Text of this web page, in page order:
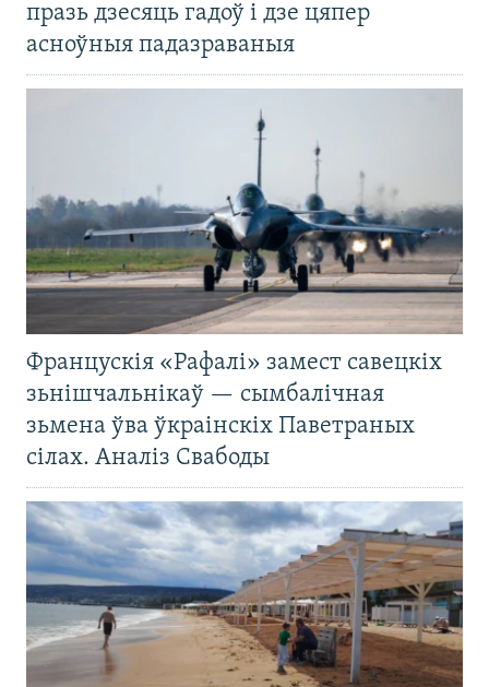
празь дзесяць гадоў і дзе цяпер
асноўныя падазраваныя
Францускія «Рафалі» замест савецкіх
зьнішчальнікаў — сымбалічная
зьмена ўва ўкраінскіх Паветраных
сілах. Аналіз Свабоды